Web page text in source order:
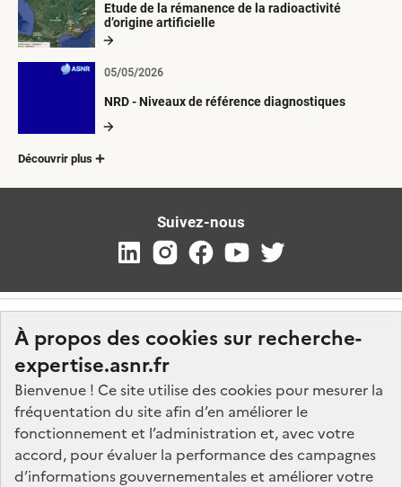
À propos des cookies sur recherche-
expertise.asnr.fr
Bienvenue ! Ce site utilise des cookies pour mesurer la
fréquentation du site afin d’en améliorer le
fonctionnement et l’administration et, avec votre
accord, pour évaluer la performance des campagnes
d’informations gouvernementales et améliorer votre
Etude de la rémanence de la radioactivité
d’origine artificielle
NRD - Niveaux de référence diagnostiques
05/05/2026
Découvrir plus
Suivez-nous
Nos marchés
Nos offres d'emploi
FAQ